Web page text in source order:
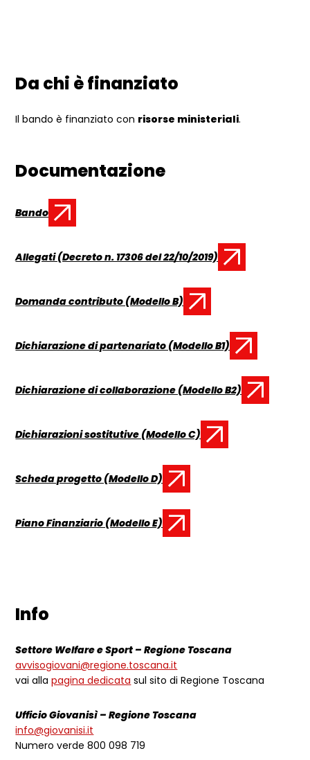
Da chi è finanziato
Il bando è finanziato con risorse ministeriali.
Documentazione
Documento:
Bando
Documento:
Allegati (Decreto n. 17306 del 22/10/2019)
Documento:
Domanda contributo (Modello B)
Documento:
Dichiarazione di partenariato (Modello B1)
Documento:
Dichiarazione di collaborazione (Modello B2)
Documento:
Dichiarazioni sostitutive (Modello C)
Documento:
Scheda progetto (Modello D)
Documento:
Piano Finanziario (Modello E)
Info
Settore Welfare e Sport – Regione Toscana
avvisogiovani@regione.toscana.it
vai allapagina dedicata sul sito di Regione Toscana
Ufficio Giovanisì – Regione Toscana
info@giovanisi.it
Numero verde 800 098 719